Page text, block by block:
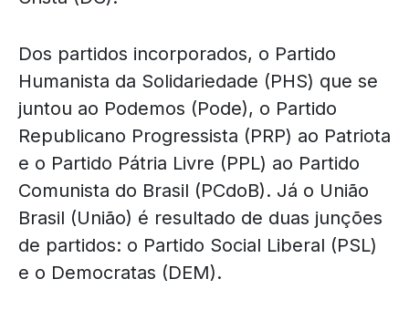
Dos partidos incorporados, o Partido
Humanista da Solidariedade (PHS) que se
juntou ao Podemos (Pode), o Partido
Republicano Progressista (PRP) ao Patriota
e o Partido Pátria Livre (PPL) ao Partido
Comunista do Brasil (PCdoB). Já o União
Brasil (União) é resultado de duas junções
de partidos: o Partido Social Liberal (PSL)
e o Democratas (DEM).